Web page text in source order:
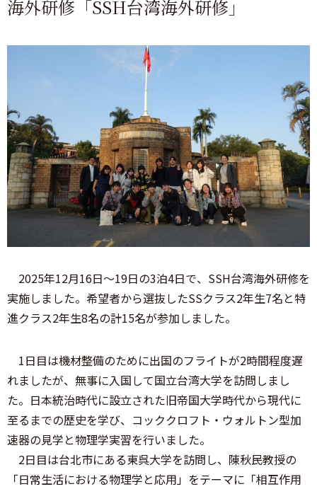
海外研修「SSH台湾海外研修」
2025年12月16日～19日の3泊4日で、SSH台湾海外研修を
実施しました。希望者から選抜したSSクラス2年生7名と特
進クラス2年生8名の計15名が参加しました。
1日目は機材整備のために出国のフライトが2時間程度遅
れましたが、無事に入国して国立台湾大学を訪問しまし
た。日本統治時代に設立された旧帝国大学時代から現代に
至るまでの歴史を学び、コッククロフト・ウォルトン型加
速器の見学と物理学実習を行いました。
2日目は台北市にある東呉大学を訪問し、陳秋民教授の
「日常生活における物理学と応用」をテーマに「相互作用